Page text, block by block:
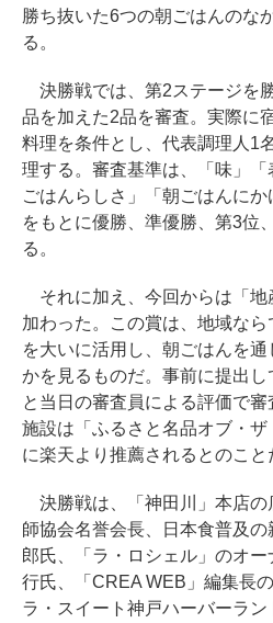
勝ち抜いた6つの朝ごはんのな
る。
決勝戦では、第2ステージを
品を加えた2品を審査。実際に
料理を条件とし、代表調理人1
理する。審査基準は、「味」
ごはんらしさ」「朝ごはんに
をもとに優勝、準優勝、第3位
る。
それに加え、今回からは「地
加わった。この賞は、地域な
を大いに活用し、朝ごはんを
かを見るものだ。事前に提出し
と当日の審査員による評価で
施設は「ふるさと名品オブ・ザ
に楽天より推薦されるとのこと
決勝戦は、「神田川」本店の
師協会名誉会長、日本食普及
郎氏、「ラ・ロシェル」のオ
行氏、「CREA WEB」編集長
ラ・スイート神戸ハーバーラ